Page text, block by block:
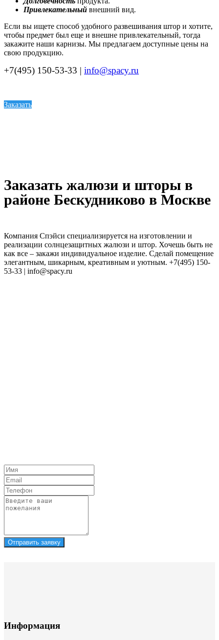
Привлекательный внешний вид.
Если вы ищете способ удобного развешивания штор и хотите,
чтобы предмет был еще и внешне привлекательный, тогда
закажите наши карнизы. Мы предлагаем доступные цены на
свою продукцию.
+7(495) 150-53-33 | info@spacy.ru
Заказать
Заказать жалюзи и шторы в
районе Бескудниково в Москве
Компания Спэйси специализируется на изготовлении и
реализации солнцезащитных жалюзи и штор. Хочешь быть не
как все – закажи индивидуальное изделие. Сделай помещение
элегантным, шикарным, креативным и уютным. +7(495) 150-
53-33 | info@spacy.ru
Отправить заявку
Информация